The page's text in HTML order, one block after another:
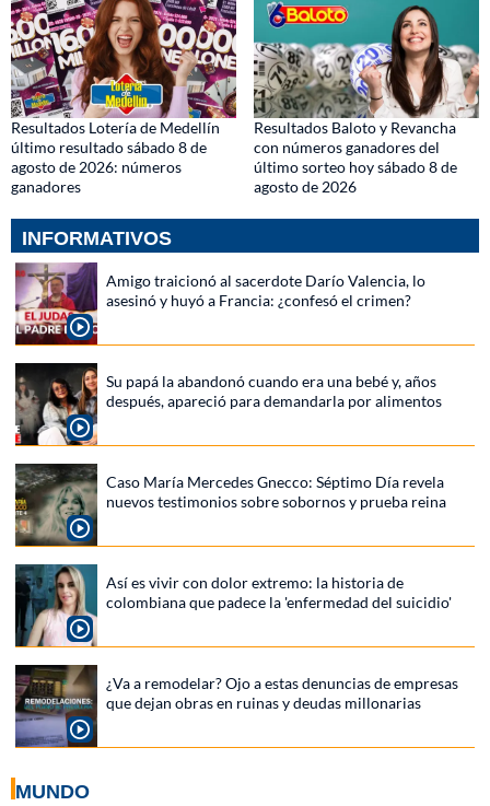
Resultados Lotería de Medellín
último resultado sábado 8 de
agosto de 2026: números
ganadores
Resultados Baloto y Revancha
con números ganadores del
último sorteo hoy sábado 8 de
agosto de 2026
INFORMATIVOS
Amigo traicionó al sacerdote Darío Valencia, lo
asesinó y huyó a Francia: ¿confesó el crimen?
Su papá la abandonó cuando era una bebé y, años
después, apareció para demandarla por alimentos
Caso María Mercedes Gnecco: Séptimo Día revela
nuevos testimonios sobre sobornos y prueba reina
Así es vivir con dolor extremo: la historia de
colombiana que padece la 'enfermedad del suicidio'
¿Va a remodelar? Ojo a estas denuncias de empresas
que dejan obras en ruinas y deudas millonarias
MUNDO